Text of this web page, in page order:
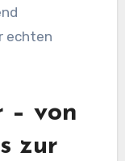
echten
– von
zur